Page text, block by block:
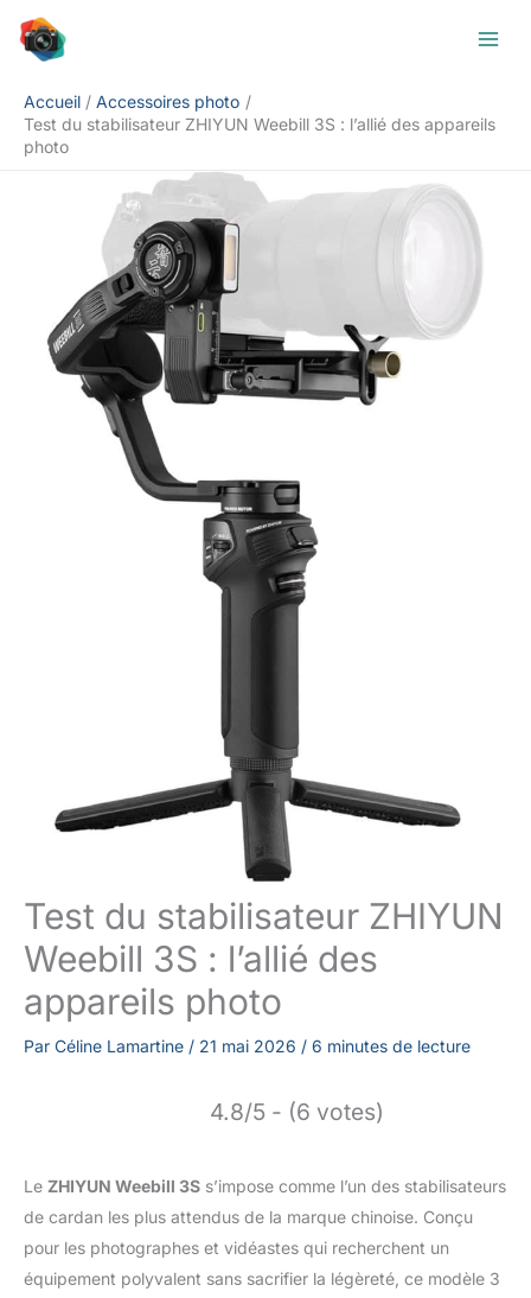
Accueil
Accessoires photo
Test du stabilisateur ZHIYUN Weebill 3S : l’allié des appareils
photo
Test du stabilisateur ZHIYUN
Weebill 3S : l’allié des
appareils photo
Par Céline Lamartine / 21 mai 2026 / 6 minutes de lecture
4.8/5 - (6 votes)
Le ZHIYUN Weebill 3S s’impose comme l’un des stabilisateurs
de cardan les plus attendus de la marque chinoise. Conçu
pour les photographes et vidéastes qui recherchent un
équipement polyvalent sans sacrifier la légèreté, ce modèle 3
Rechercher